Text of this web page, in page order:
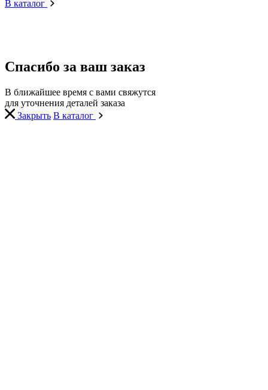
В каталог
Спасибо за ваш заказ
В ближайшее время с вами свяжутся
для уточнения деталей заказа
Закрыть В каталог